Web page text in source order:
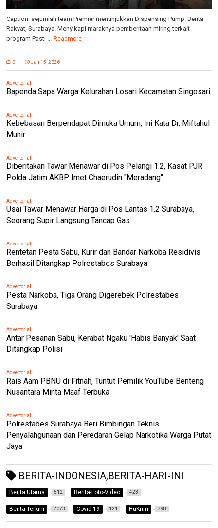
Caption. sejumlah team Premier menunjukkan Dispensing Pump. Berita
Rakyat, Surabaya. Menyikapi maraknya pemberitaan miring terkait
program Pasti ...
Readmore
0 Jan 15, 2026
Advertorial
Bapenda Sapa Warga Kelurahan Losari Kecamatan Singosari
Advertorial
Kebebasan Berpendapat Dimuka Umum, Ini Kata Dr. Miftahul
Munir
Advertorial
Diberitakan Tawar Menawar di Pos Pelangi 1.2, Kasat PJR
Polda Jatim AKBP Imet Chaerudin "Meradang"
Advertorial
Usai Tawar Menawar Harga di Pos Lantas 1.2 Surabaya,
Seorang Supir Langsung Tancap Gas
Advertorial
Rentetan Pesta Sabu, Kurir dan Bandar Narkoba Residivis
Berhasil Ditangkap Polrestabes Surabaya
Advertorial
Pesta Narkoba, Tiga Orang Digerebek Polrestabes
Surabaya
Advertorial
Antar Pesanan Sabu, Kerabat Ngaku 'Habis Banyak' Saat
Ditangkap Polisi
Advertorial
Rais Aam PBNU di Fitnah, Tuntut Pemilik YouTube Benteng
Nusantara Minta Maaf Terbuka
Advertorial
Polrestabes Surabaya Beri Bimbingan Teknis
Penyalahgunaan dan Peredaran Gelap Narkotika Warga Putat
Jaya
BERITA-INDONESIA,BERITA-HARI-INI
Berita Utama 512 Berita-Foto-Video 423
Berita-Terkini 2073 Covid-19 121 HuKrim 798